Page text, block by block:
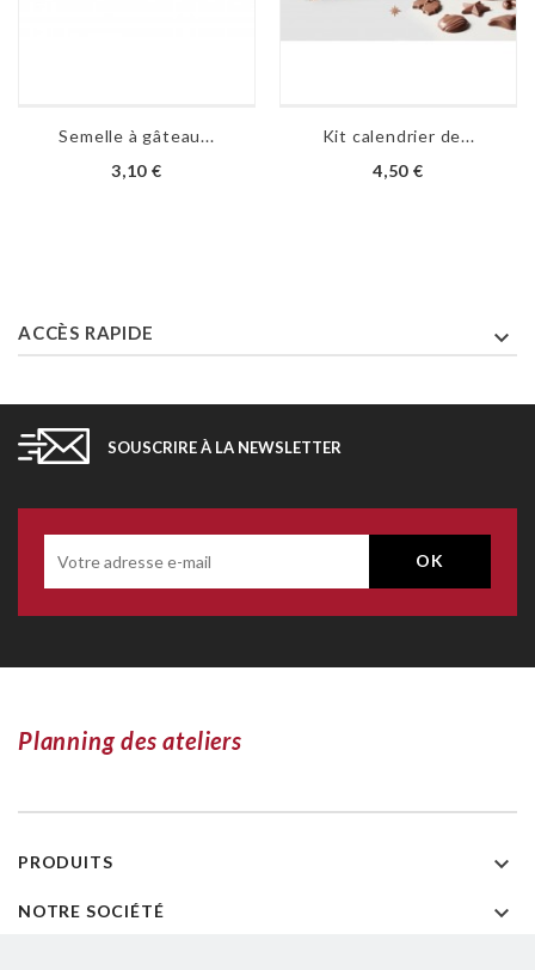
Semelle à gâteau...
Prix
3,10 €
Kit calendrier de...
Prix
4,50 €
ACCÈS RAPIDE 
SOUSCRIRE À LA NEWSLETTER
Planning des ateliers
PRODUITS 
NOTRE SOCIÉTÉ 